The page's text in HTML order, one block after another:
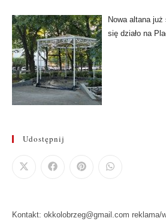
Nowa altana
się działo na
Udostępnij
Kontakt: okkolobrzeg@gmail.com reklama/